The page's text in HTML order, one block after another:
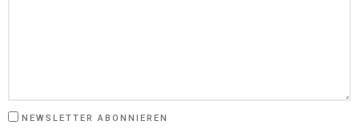
NEWSLETTER ABONNIEREN